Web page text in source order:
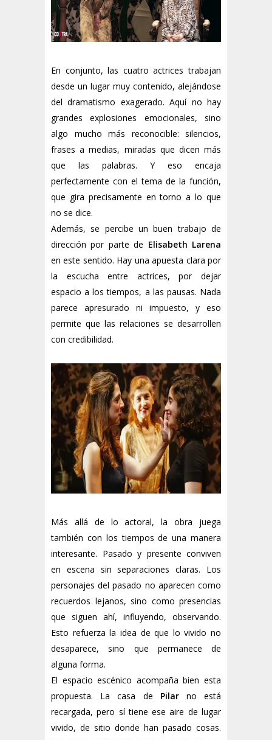
En conjunto, las cuatro actrices trabajan
desde un lugar muy contenido, alejándose
del dramatismo exagerado. Aquí no hay
grandes explosiones emocionales, sino
algo mucho más reconocible: silencios,
frases a medias, miradas que dicen más
que las palabras. Y eso encaja
perfectamente con el tema de la función,
que gira precisamente en torno a lo que
no se dice.
Además, se percibe un buen trabajo de
dirección por parte de Elisabeth Larena
en este sentido. Hay una apuesta clara por
la escucha entre actrices, por dejar
espacio a los tiempos, a las pausas. Nada
parece apresurado ni impuesto, y eso
permite que las relaciones se desarrollen
con credibilidad.
Más allá de lo actoral, la obra juega
también con los tiempos de una manera
interesante. Pasado y presente conviven
en escena sin separaciones claras. Los
personajes del pasado no aparecen como
recuerdos lejanos, sino como presencias
que siguen ahí, influyendo, observando.
Esto refuerza la idea de que lo vivido no
desaparece, sino que permanece de
alguna forma.
El espacio escénico acompaña bien esta
propuesta. La casa de Pilarno está
recargada, pero sí tiene ese aire de lugar
vivido, de sitio donde han pasado cosas.